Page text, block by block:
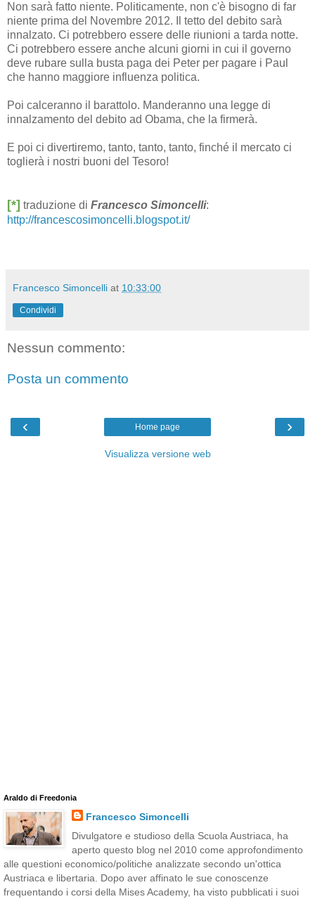
Non sarà fatto niente. Politicamente, non c'è bisogno di far
niente prima del Novembre 2012. Il tetto del debito sarà
innalzato. Ci potrebbero essere delle riunioni a tarda notte.
Ci potrebbero essere anche alcuni giorni in cui il governo
deve rubare sulla busta paga dei Peter per pagare i Paul
che hanno maggiore influenza politica.
Poi calceranno il barattolo. Manderanno una legge di
innalzamento del debito ad Obama, che la firmerà.
E poi ci divertiremo, tanto, tanto, tanto, finché il mercato ci
toglierà i nostri buoni del Tesoro!
[*] traduzione di Francesco Simoncelli:
http://francescosimoncelli.blogspot.it/
Francesco Simoncelli at 10:33:00
Condividi
Nessun commento:
Posta un commento
‹ ›
Home page
Visualizza versione web
Araldo di Freedonia
Francesco Simoncelli
Divulgatore e studioso della Scuola Austriaca, ha
aperto questo blog nel 2010 come approfondimento
alle questioni economico/politiche analizzate secondo un'ottica
Austriaca e libertaria. Dopo aver affinato le sue conoscenze
frequentando i corsi della Mises Academy, ha visto pubblicati i suoi